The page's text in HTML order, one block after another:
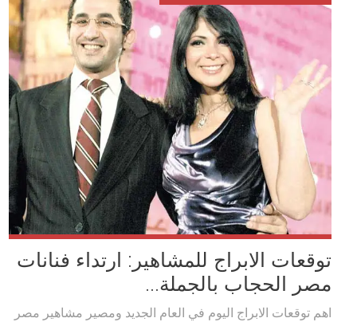
توقعات الابراج للمشاهير: ارتداء فنانات
مصر الحجاب بالجملة...
اهم توقعات الابراج اليوم في العام الجديد ومصير مشاهير مصر